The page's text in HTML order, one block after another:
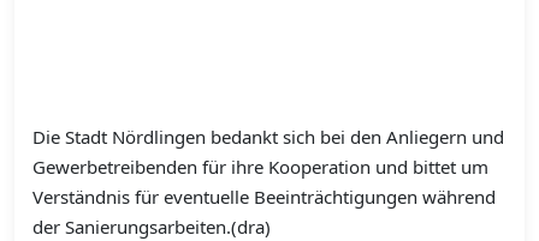
Die Stadt Nördlingen bedankt sich bei den Anliegern und
Gewerbetreibenden für ihre Kooperation und bittet um
Verständnis für eventuelle Beeinträchtigungen während
der Sanierungsarbeiten.(dra)